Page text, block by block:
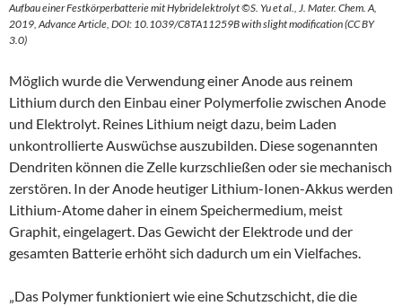
Aufbau einer Festkörperbatterie mit Hybridelektrolyt ©S. Yu et al., J. Mater. Chem. A,
2019, Advance Article, DOI: 10.1039/C8TA11259B with slight modification (CC BY
3.0)
Möglich wurde die Verwendung einer Anode aus reinem
Lithium durch den Einbau einer Polymerfolie zwischen Anode
und Elektrolyt. Reines Lithium neigt dazu, beim Laden
unkontrollierte Auswüchse auszubilden. Diese sogenannten
Dendriten können die Zelle kurzschließen oder sie mechanisch
zerstören. In der Anode heutiger Lithium-Ionen-Akkus werden
Lithium-Atome daher in einem Speichermedium, meist
Graphit, eingelagert. Das Gewicht der Elektrode und der
gesamten Batterie erhöht sich dadurch um ein Vielfaches.
„Das Polymer funktioniert wie eine Schutzschicht, die die